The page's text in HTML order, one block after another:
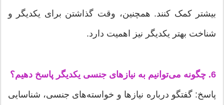
بیشتر کمک کنند. همچنین، وقت گذاشتن برای یکدیگر و
شناخت بهتر یکدیگر نیز اهمیت دارد.
6. چگونه می‌توانیم به نیازهای جنسی یکدیگر پاسخ دهیم؟
پاسخ: گفتگو درباره نیازها و خواسته‌های جنسی، شناسایی